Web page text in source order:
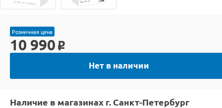
Розничная цена
10 990 o
Нет в наличии
Наличие в магазинах г. Санкт-Петербург